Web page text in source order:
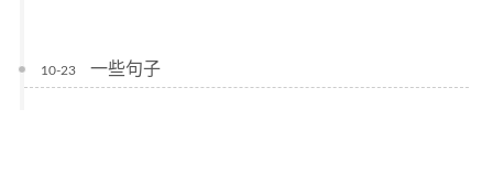
10-23 一些句子